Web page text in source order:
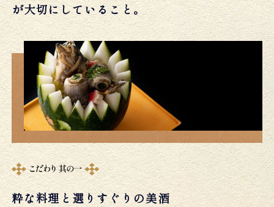
が大切にしていること。
粋な料理と選りすぐりの美酒